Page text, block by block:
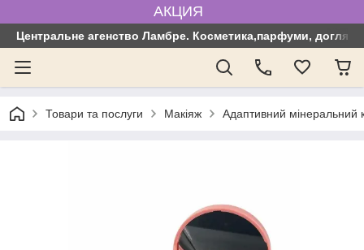
АКЦИЯ
Центральне агенство Ламбре. Косметика,парфуми, догляд
Товари та послуги Макіяж Адаптивний мінеральний